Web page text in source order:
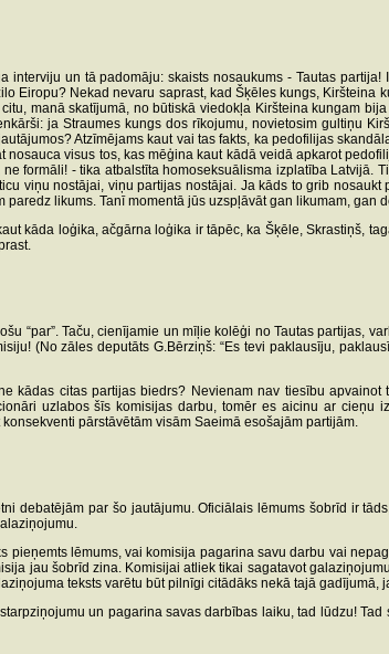
un tā padomāju: skaists nosaukums - Tautas
Eiropu? Nekad nevaru saprast, kad Šķēles kungs,
manā skatījumā, no būtiskā viedokļa Kiršteina kungam
ja Straumes kungs dos rīkojumu, novietosim gultiņu
Atzīmējams kaut vai tas fakts, ka pedofilijas
visus tos, kas mēģina kaut kādā veidā apkarot
formāli! - tika atbalstīta homoseksuālisma izplatība
viņu nostājai, viņu partijas nostājai. Ja kāds to grib
likums. Tanī momentā jūs uzspļāvāt gan likumam, gan
kāda loģika, ačgārna loģika ir tāpēc, ka Šķēle, Skrastiņš,
“par”. Taču, cienījamie un mīļie kolēģi no Tautas partijas,
(No zāles deputāts G.Bērziņš: “Es tevi paklausīju,
kādas citas partijas biedrs? Nevienam nav tiesību
uzlabos šīs komisijas darbu, tomēr es aicinu ar cieņu
pārstāvētām visām Saeimā esošajām partijām.
debatējām par šo jautājumu. Oficiālais lēmums šobrīd ir
pieņemts lēmums, vai komisija pagarina savu darbu vai
jau šobrīd zina. Komisijai atliek tikai sagatavot
teksts varētu būt pilnīgi citādāks nekā tajā gadījumā,
un pagarina savas darbības laiku, tad lūdzu!